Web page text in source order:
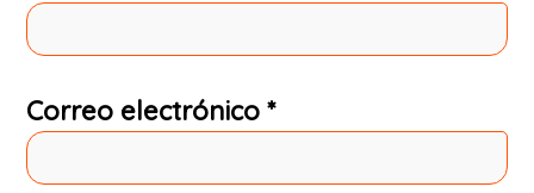
Correo electrónico*